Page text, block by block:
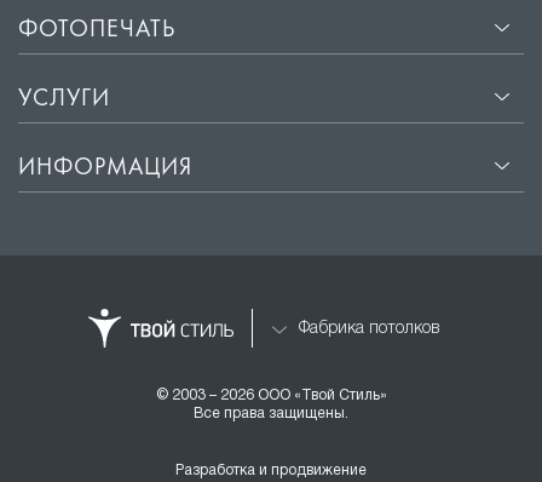
ФОТОПЕЧАТЬ
УСЛУГИ
ИНФОРМАЦИЯ
Фабрика потолков
© 2003 – 2026 ООО «Твой Стиль»
Все права защищены.
Разработка и продвижение